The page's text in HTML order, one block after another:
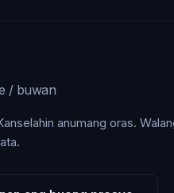
/ buwan
anumang oras.